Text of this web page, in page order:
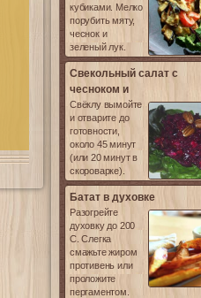
кубиками. Мелко
порубить мяту,
чеснок и
зеленый лук.
Свекольный салат с
чесноком и
Свёклу вымойте
и отварите до
готовности,
около 45 минут
(или 20 минут в
скороварке).
Батат в духовке
Разогрейте
духовку до 200
С. Слегка
смажьте жиром
противень или
проложите
пергаментом.